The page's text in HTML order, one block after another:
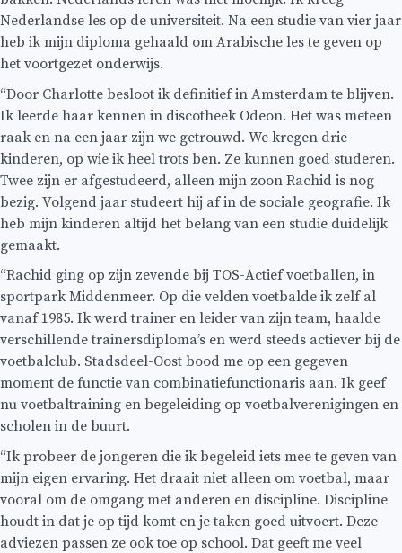
Nederlandse les op de universiteit. Na een studie van vier jaar
heb ik mijn diploma gehaald om Arabische les te geven op
het voortgezet onderwijs.
“Door Charlotte besloot ik definitief in Amsterdam te blijven.
Ik leerde haar kennen in discotheek Odeon. Het was meteen
raak en na een jaar zijn we getrouwd. We kregen drie
kinderen, op wie ik heel trots ben. Ze kunnen goed studeren.
Twee zijn er afgestudeerd, alleen mijn zoon Rachid is nog
bezig. Volgend jaar studeert hij af in de sociale geografie. Ik
heb mijn kinderen altijd het belang van een studie duidelijk
gemaakt.
“Rachid ging op zijn zevende bij TOS-Actief voetballen, in
sportpark Middenmeer. Op die velden voetbalde ik zelf al
vanaf 1985. Ik werd trainer en leider van zijn team, haalde
verschillende trainersdiploma’s en werd steeds actiever bij de
voetbalclub. Stadsdeel-Oost bood me op een gegeven
moment de functie van combinatiefunctionaris aan. Ik geef
nu voetbaltraining en begeleiding op voetbalverenigingen en
scholen in de buurt.
“Ik probeer de jongeren die ik begeleid iets mee te geven van
mijn eigen ervaring. Het draait niet alleen om voetbal, maar
vooral om de omgang met anderen en discipline. Discipline
houdt in dat je op tijd komt en je taken goed uitvoert. Deze
adviezen passen ze ook toe op school. Dat geeft me veel